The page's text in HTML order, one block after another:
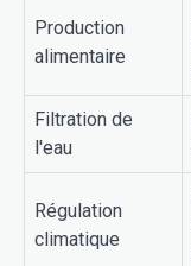
Production
alimentaire
Filtration de
l'eau
Régulation
climatique